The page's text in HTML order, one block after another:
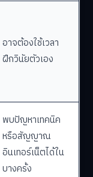
อาจต้องใช้เวลา
ฝึกวินัยตัวเอง
พบปัญหาเทคนิค
หรือสัญญาณ
อินเทอร์เน็ตได้ใน
บางครั้ง